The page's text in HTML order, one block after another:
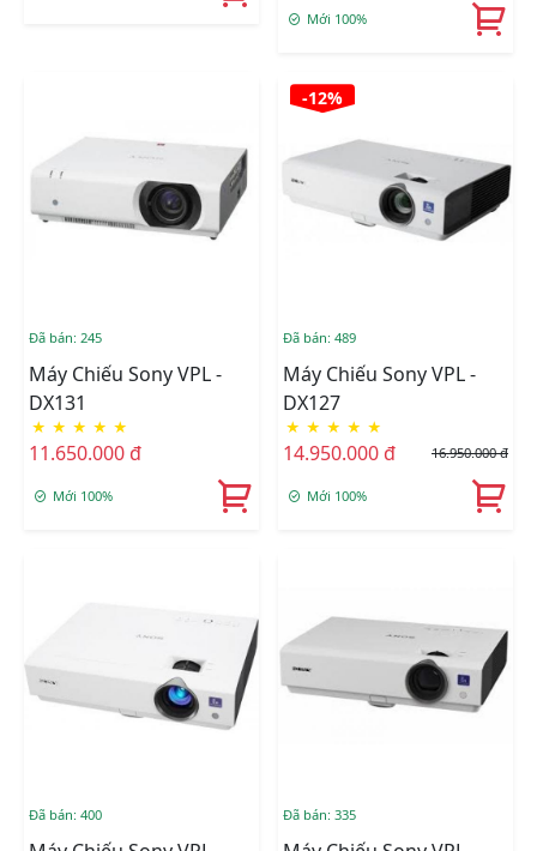
Mới 100%
Đã bán: 245
Máy Chiếu Sony VPL -
DX131
★ ★ ★ ★ ★
11.650.000 đ
Mới 100%
-12%
Đã bán: 489
Máy Chiếu Sony VPL -
DX127
★ ★ ★ ★ ★
14.950.000 đ 16.950.000 đ
Mới 100%
Đã bán: 400 Đã bán: 335